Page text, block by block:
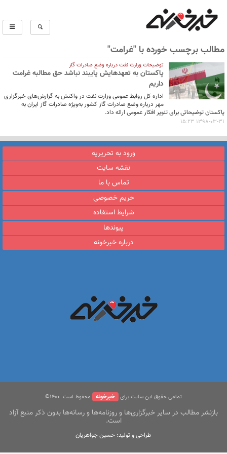
مطالب برچسب خورده با "غرامت"
توضیحات وزارت نفت درباره وضع صادرات گاز
پاکستان به تعهدهایش پایبند نباشد حق مطالبه غرامت
داریم
اداره کل روابط عمومی وزارت نفت در واکنش به گزارش‌های خبرگزاری
مهر درباره وضع صادرات گاز کشور به‌ویژه صادرات گاز ایران به
پاکستان توضیحاتی برای تنویر افکار عمومی ارائه داد.
1398-03-31 15:23
ورود به تحریریه
نقشه سایت
تماس با ما
حریم خصوصی
شرایط استفاده
پیوندها
درباره خبرخونه
تمامی حقوق این سایت برای خبرخونه محفوظ است. ۱400©
بازنشر مطالب در سایر خبرگزاری‌ها و روزنامه‌ها و رسانه‌ها بدون ذکر منبع آزاد
است.
طراحی و تولید: حسین جواهریان